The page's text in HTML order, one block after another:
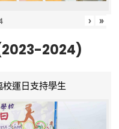
› »
2024)
運日支持學生